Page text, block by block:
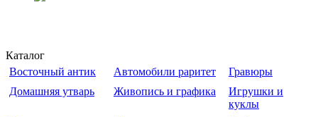
Каталог
Восточный антик
Автомобили раритет
Гравюры
Домашняя утварь
Живопись и графика
Игрушки и
куклы